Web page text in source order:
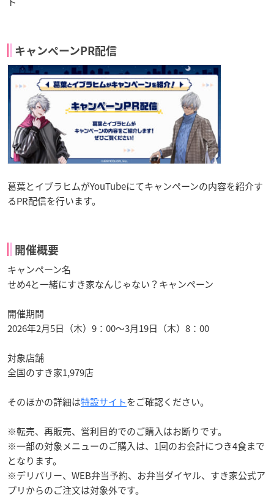
キャンペーンPR配信
葛葉とイブラヒムがYouTubeにてキャンペーンの内容を紹介す
るPR配信を行います。
開催概要
キャンペーン名
せめ4と一緒にすき家なんじゃない？キャンペーン
開催期間
2026年2月5日（木）9：00～3月19日（木）8：00
対象店舗
全国のすき家1,979店
そのほかの詳細は特設サイトをご確認ください。
※転売、再販売、営利目的でのご購入はお断りです。
※一部の対象メニューのご購入は、1回のお会計につき4食まで
となります。
※デリバリー、WEB弁当予約、お弁当ダイヤル、すき家公式ア
プリからのご注文は対象外です。